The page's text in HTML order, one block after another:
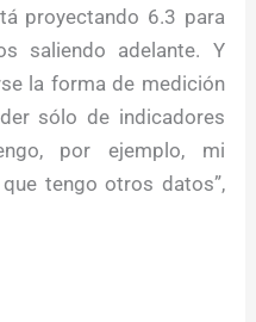
proyectando 6.3 para
saliendo adelante. Y
la forma de medición
sólo de indicadores
por ejemplo, mi
tengo otros datos”,